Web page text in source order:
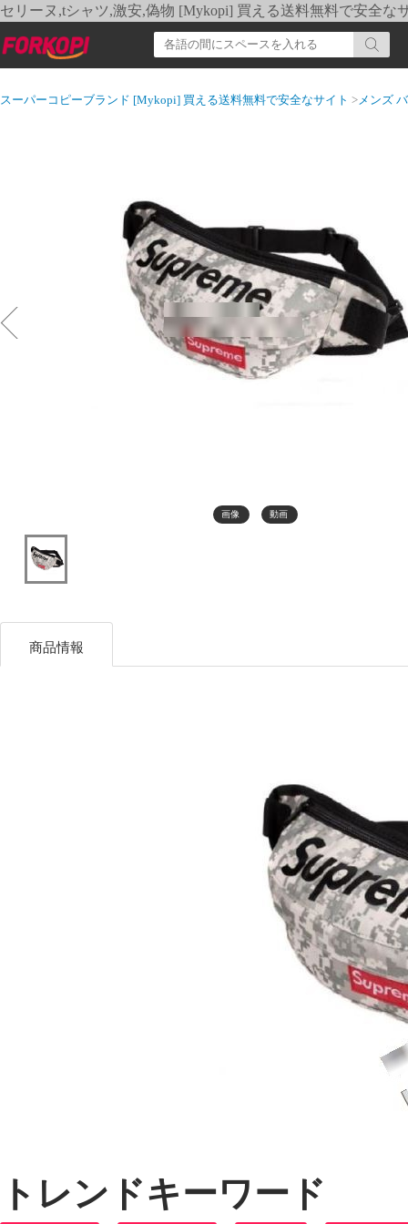
セリーヌ,tシャツ,激安,偽物 [Mykopi] 買える送料無料で安全な
スーパーコピーブランド [Mykopi] 買える送料無料で安全なサイト >メンズ
画像 動画
商品情報
トレンドキーワード